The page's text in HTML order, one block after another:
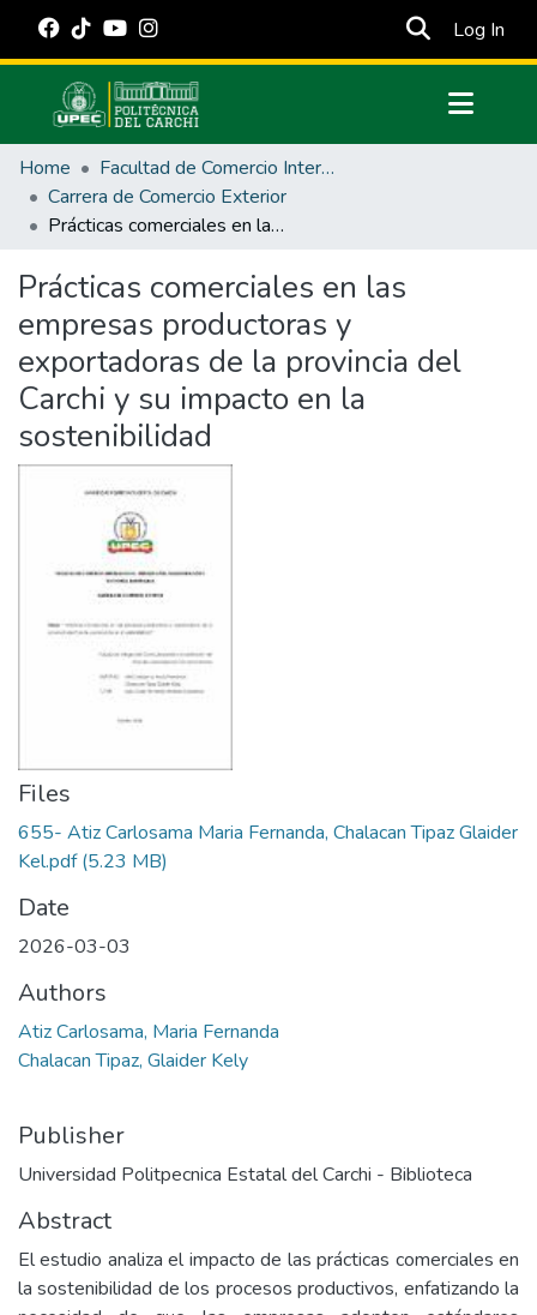
Log In
Communities & Collections
All of DSpace
Statistics
Estadísticas Externas
Manuales
Home
Facultad de Comercio Internacional, Integración, Administración y Economía Empresarial
Carrera de Comercio Exterior
Prácticas comerciales en las empresas productoras y exportadoras de la provincia del Carchi y su impacto en la sostenibilidad
Prácticas comerciales en las
empresas productoras y
exportadoras de la provincia del
Carchi y su impacto en la
sostenibilidad
Files
655- Atiz Carlosama Maria Fernanda, Chalacan Tipaz Glaider
Kel.pdf(5.23 MB)
Date
2026-03-03
Authors
Atiz Carlosama, Maria Fernanda
Chalacan Tipaz, Glaider Kely
Publisher
Universidad Politpecnica Estatal del Carchi - Biblioteca
Abstract
El estudio analiza el impacto de las prácticas comerciales en
la sostenibilidad de los procesos productivos, enfatizando la